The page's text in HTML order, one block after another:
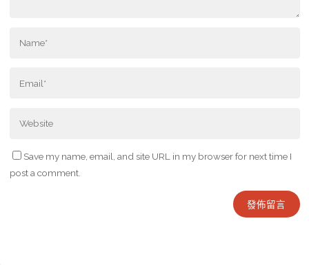
Save my name, email, and site URL in my browser for next time I
post a comment.